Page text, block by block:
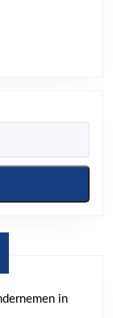
in